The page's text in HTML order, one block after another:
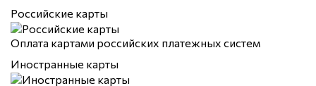
Российские карты
Оплата картами российских платежных систем
Иностранные карты